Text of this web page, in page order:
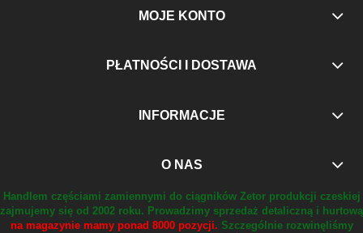
MOJE KONTO
PŁATNOŚCI I DOSTAWA
INFORMACJE
O NAS
Handlem częściami zamiennymi do ciągników Zetor produkcji czeskiej
zajmujemy się od 2002 roku. Prowadzimy sprzedaż detaliczną i hurtową
na magazynie mamy ponad 8000 pozycji. Szczególnie rozwinęliśmy